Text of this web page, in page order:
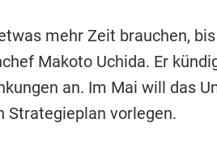
mehr Zeit brauchen,
Makoto Uchida. Er
an. Im Mai will das
Strategieplan vorlegen.